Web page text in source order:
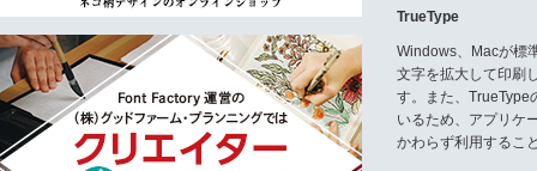
TrueType
Windows、Macが標
文字を拡大して印刷
す。また、TrueType
いるため、アプリケ
かわらず利用するこ